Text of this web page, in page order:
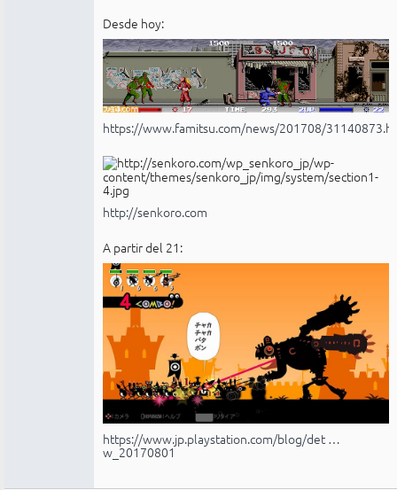
Desde hoy:
https://www.famitsu.com/news/201708/
http://senkoro.com
A partir del 21:
https://www.jp.playstation.com/blog/det …
w_20170801